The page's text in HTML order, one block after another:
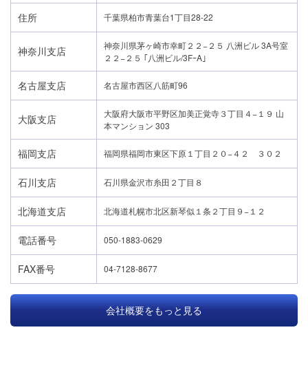
住所 千葉県柏市青葉台1丁目28-22
神奈川支店
神奈川県茅ヶ崎市幸町２２−２５ 八洲ビル 3A号室
２２−２５ ｢八洲ビル/3FｰA｣
名古屋支店 名古屋市西区八筋町96
大阪支店
大阪府大阪市平野区加美正覚寺３丁目４−１９ 山
本マンション 303
福岡支店 福岡県福岡市東区下原１丁目２０−４２ ３０２
石川支店 石川県金沢市糸田２丁目８
北海道支店 北海道札幌市北区新琴似１条２丁目９−１２
電話番号 050-1883-0629
FAX番号 04-7128-8677
会社概要をもっと見る